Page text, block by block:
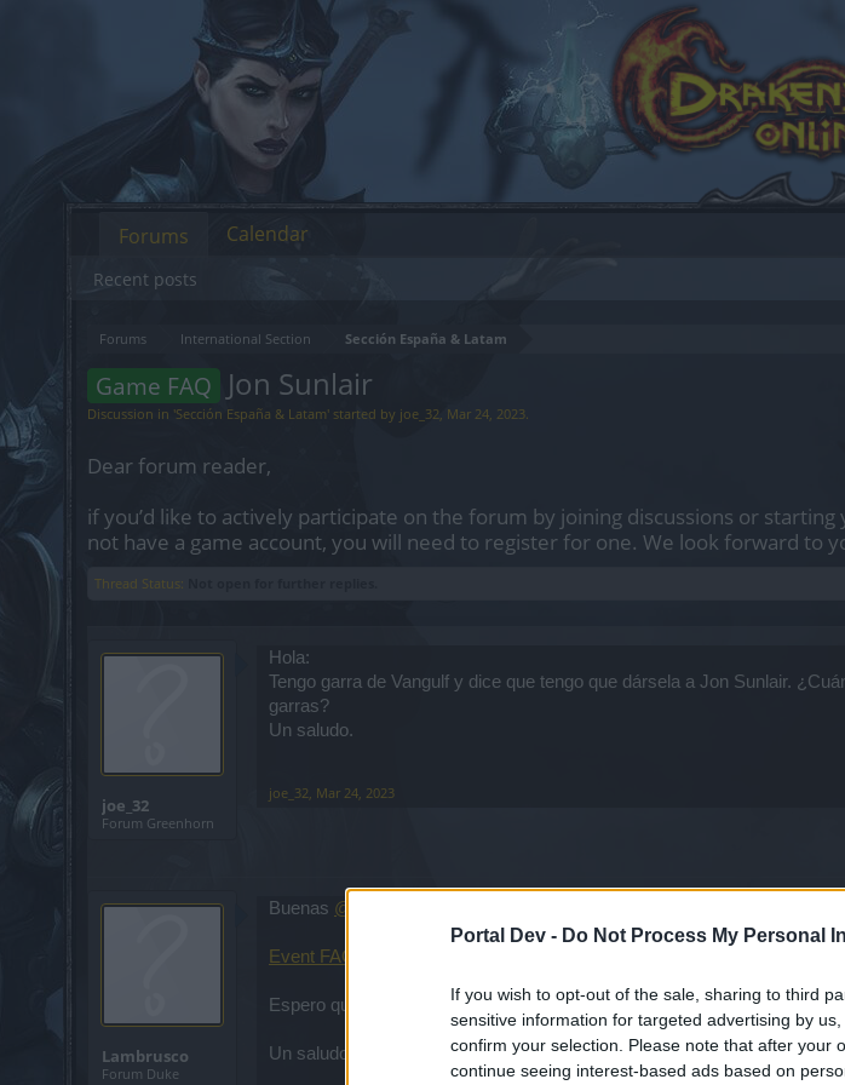
Portal Dev - Do Not Process My Personal
If you wish to opt-out of the sale, sharing to third
sensitive information for targeted advertising by
confirm your selection. Please note that after your
continue seeing interest-based ads based on
Forums International Section Sección España & Latam
Game FAQ Jon Sunlair
Discussion in 'Sección España & Latam' started by joe_32, Mar 24, 2023.
Dear forum reader,
if you’d like to actively participate on the forum by joining discussions or
not have a game account, you will need to register for one. We look forward to
Thread Status:
joe_32
Forum Greenhorn
Hola:
Tengo garra de Vangulf y dice que tengo que dársela a Jon Sunlair.
garras?
Un saludo.
joe_32, Mar 24, 2023
Lambrusco
Forum Duke
Buenas @joe_32
Event FAQ - Evento Luna Llena | Drakensang Online EN
Espero que te sirva,
Un saludo
Forums
Recent posts
Calendar